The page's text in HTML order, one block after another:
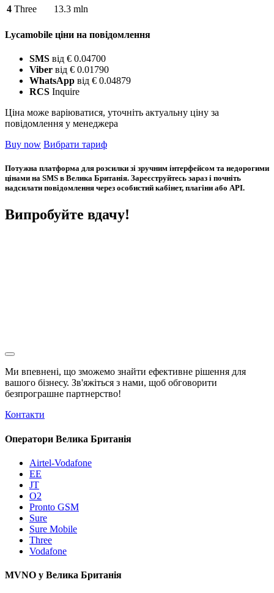
4 Three 13.3 mln
Lycamobile ціни на повідомлення
SMS від € 0.04700
Viber від € 0.01790
WhatsApp від € 0.04879
RCS Inquire
Ціна може варіюватися, уточніть актуальну ціну за
повідомлення у менеджера
Buy now Вибрати тариф
Потужна платформа для розсилки зі зручним інтерфейсом та недорогими
цінами на SMS в Велика Британія. Зареєструйтесь зараз і почніть
надсилати повідомлення через особистий кабінет, плагіни або API.
Випробуйте вдачу!
Ми впевнені, що зможемо знайти ефективне рішення для
вашого бізнесу. Зв'яжіться з нами, щоб обговорити
безпрограшне партнерство!
Контакти
Оператори Велика Британія
Airtel-Vodafone
EE
JT
O2
Pronto GSM
Sure
Sure Mobile
Three
Vodafone
MVNO у Велика Британія